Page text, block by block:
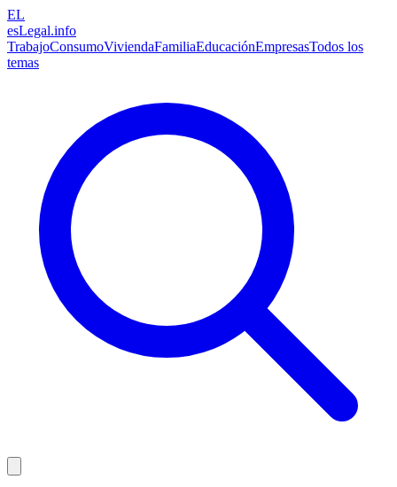
EL
esLegal.info
TrabajoConsumoViviendaFamiliaEducaciónEmpresasTodos los
temas